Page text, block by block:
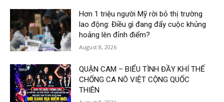
Hơn 1 triệu người Mỹ rời bỏ thị trường
lao động: Điều gì đang đẩy cuộc khủng
hoảng lên đỉnh điểm?
August 8, 2026
QUẬN CAM – BIỂU TÌNH ĐẦY KHÍ THẾ
CHỐNG CA NÔ VIỆT CỘNG QUỐC
THIÊN